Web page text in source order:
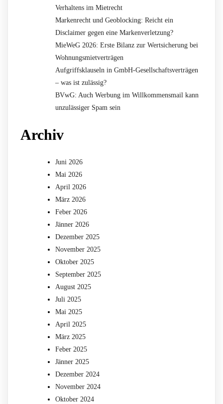
Verhaltens im Mietrecht
Markenrecht und Geoblocking: Reicht ein
Disclaimer gegen eine Markenverletzung?
MieWeG 2026: Erste Bilanz zur Wertsicherung bei
Wohnungsmietverträgen
Aufgriffsklauseln in GmbH-Gesellschaftsverträgen
– was ist zulässig?
BVwG: Auch Werbung im Willkommensmail kann
unzulässiger Spam sein
Archiv
Juni 2026
Mai 2026
April 2026
März 2026
Feber 2026
Jänner 2026
Dezember 2025
November 2025
Oktober 2025
September 2025
August 2025
Juli 2025
Mai 2025
April 2025
März 2025
Feber 2025
Jänner 2025
Dezember 2024
November 2024
Oktober 2024